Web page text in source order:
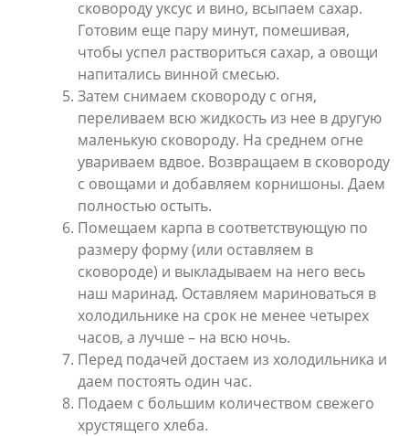
сковороду уксус и вино, всыпаем сахар.
Готовим еще пару минут, помешивая,
чтобы успел раствориться сахар, а овощи
напитались винной смесью.
Затем снимаем сковороду с огня,
переливаем всю жидкость из нее в другую
маленькую сковороду. На среднем огне
увариваем вдвое. Возвращаем в сковороду
с овощами и добавляем корнишоны. Даем
полностью остыть.
Помещаем карпа в соответствующую по
размеру форму (или оставляем в
сковороде) и выкладываем на него весь
наш маринад. Оставляем мариноваться в
холодильнике на срок не менее четырех
часов, а лучше – на всю ночь.
Перед подачей достаем из холодильника и
даем постоять один час.
Подаем с большим количеством свежего
хрустящего хлеба.